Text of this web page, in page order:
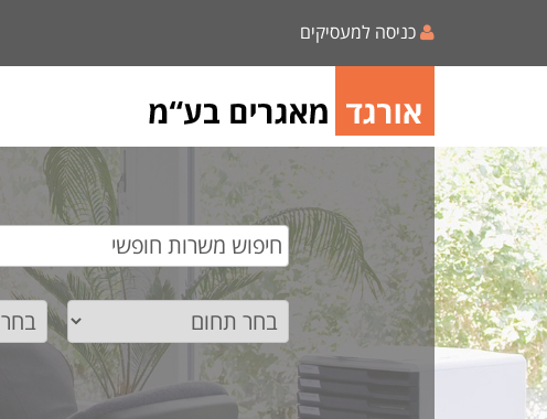
כניסה למעסיקים